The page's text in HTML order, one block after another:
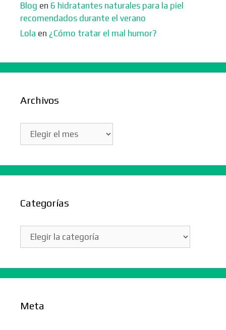
Blog en 6 hidratantes naturales para la piel
recomendados durante el verano
Lola en ¿Cómo tratar el mal humor?
Archivos
Archivos
Categorías
Categorías
Meta